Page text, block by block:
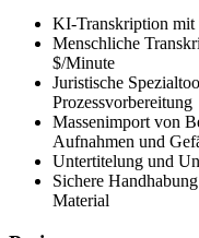
KI-Transkription mit
Menschliche
$/Minute
Juristische
Prozessvorbereitung
Massenimport von
Aufnahmen und
Untertitelung und
Sichere
Material